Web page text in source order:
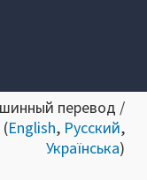
перевод /
English, Русский,
Українська)